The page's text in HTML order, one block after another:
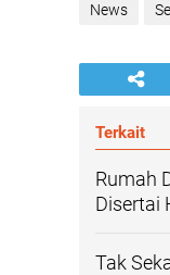
News
Terkait
Rumah
Disertai
Tak